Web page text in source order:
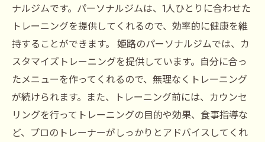
ナルジムです。パーソナルジムは、1人ひとりに合わせた
トレーニングを提供してくれるので、効率的に健康を維
持することができます。 姫路のパーソナルジムでは、カ
スタマイズトレーニングを提供しています。自分に合っ
たメニューを作ってくれるので、無理なくトレーニング
が続けられます。また、トレーニング前には、カウンセ
リングを行ってトレーニングの目的や効果、食事指導な
ど、プロのトレーナーがしっかりとアドバイスしてくれ